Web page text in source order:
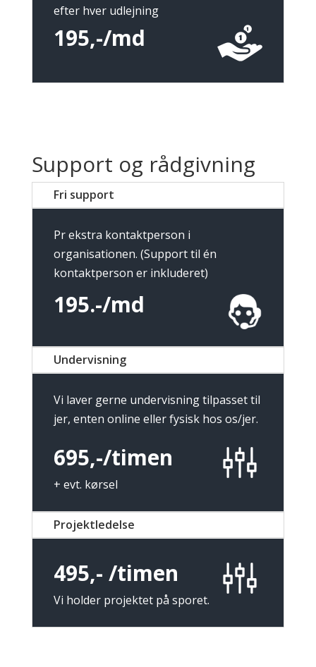
efter hver udlejning
195,-/md
Support og rådgivning
Fri support
Pr ekstra kontaktperson i
organisationen. (Support til én
kontaktperson er inkluderet)
195.-/md
Undervisning
Vi laver gerne undervisning tilpasset til
jer, enten online eller fysisk hos os/jer.
695,-/timen
+ evt. kørsel
Projektledelse
495,- /timen
Vi holder projektet på sporet.